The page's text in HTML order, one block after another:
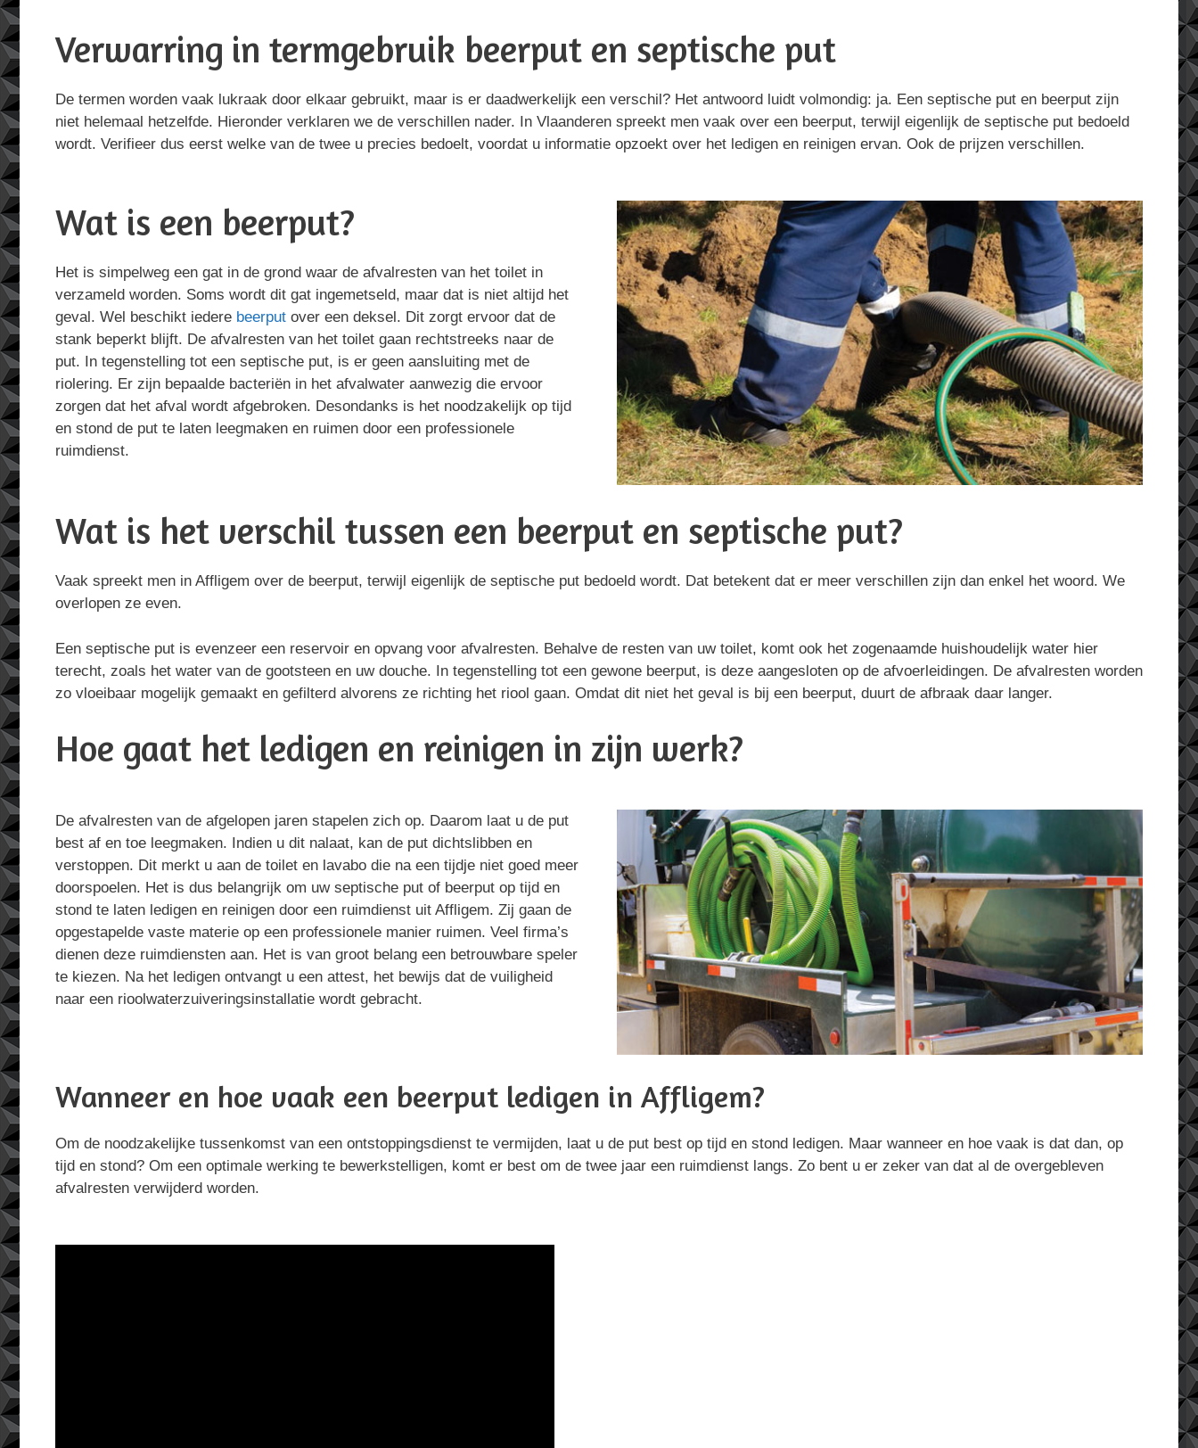
Verwarring in termgebruik beerput en septische put
De termen worden vaak lukraak door elkaar gebruikt, maar is er daadwerkelijk een verschil? Het antwoord luidt volmondig: ja. Een septische put en beerput zijn
niet helemaal hetzelfde. Hieronder verklaren we de verschillen nader. In Vlaanderen spreekt men vaak over een beerput, terwijl eigenlijk de septische put bedoeld
wordt. Verifieer dus eerst welke van de twee u precies bedoelt, voordat u informatie opzoekt over het ledigen en reinigen ervan. Ook de prijzen verschillen.
Wat is een beerput?
Het is simpelweg een gat in de grond waar de afvalresten van het toilet in
verzameld worden. Soms wordt dit gat ingemetseld, maar dat is niet altijd het
geval. Wel beschikt iedere beerput over een deksel. Dit zorgt ervoor dat de
stank beperkt blijft. De afvalresten van het toilet gaan rechtstreeks naar de
put. In tegenstelling tot een septische put, is er geen aansluiting met de
riolering. Er zijn bepaalde bacteriën in het afvalwater aanwezig die ervoor
zorgen dat het afval wordt afgebroken. Desondanks is het noodzakelijk op tijd
en stond de put te laten leegmaken en ruimen door een professionele
ruimdienst.
Wat is het verschil tussen een beerput en septische put?
Vaak spreekt men in Affligem over de beerput, terwijl eigenlijk de septische put bedoeld wordt. Dat betekent dat er meer verschillen zijn dan enkel het woord. We
overlopen ze even.
Een septische put is evenzeer een reservoir en opvang voor afvalresten. Behalve de resten van uw toilet, komt ook het zogenaamde huishoudelijk water hier
terecht, zoals het water van de gootsteen en uw douche. In tegenstelling tot een gewone beerput, is deze aangesloten op de afvoerleidingen. De afvalresten worden
zo vloeibaar mogelijk gemaakt en gefilterd alvorens ze richting het riool gaan. Omdat dit niet het geval is bij een beerput, duurt de afbraak daar langer.
Hoe gaat het ledigen en reinigen in zijn werk?
De afvalresten van de afgelopen jaren stapelen zich op. Daarom laat u de put
best af en toe leegmaken. Indien u dit nalaat, kan de put dichtslibben en
verstoppen. Dit merkt u aan de toilet en lavabo die na een tijdje niet goed meer
doorspoelen. Het is dus belangrijk om uw septische put of beerput op tijd en
stond te laten ledigen en reinigen door een ruimdienst uit Affligem. Zij gaan de
opgestapelde vaste materie op een professionele manier ruimen. Veel firma’s
dienen deze ruimdiensten aan. Het is van groot belang een betrouwbare speler
te kiezen. Na het ledigen ontvangt u een attest, het bewijs dat de vuiligheid
naar een rioolwaterzuiveringsinstallatie wordt gebracht.
Wanneer en hoe vaak een beerput ledigen in Affligem?
Om de noodzakelijke tussenkomst van een ontstoppingsdienst te vermijden, laat u de put best op tijd en stond ledigen. Maar wanneer en hoe vaak is dat dan, op
tijd en stond? Om een optimale werking te bewerkstelligen, komt er best om de twee jaar een ruimdienst langs. Zo bent u er zeker van dat al de overgebleven
afvalresten verwijderd worden.